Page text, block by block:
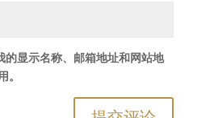
的显示名称、邮箱地址和网站地
。